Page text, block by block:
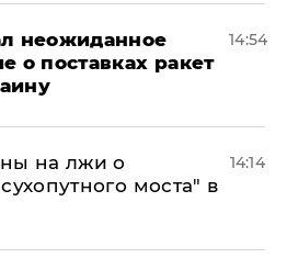
неожиданное
о поставках ракет
14:54
на лжи о
моста" в
14:14